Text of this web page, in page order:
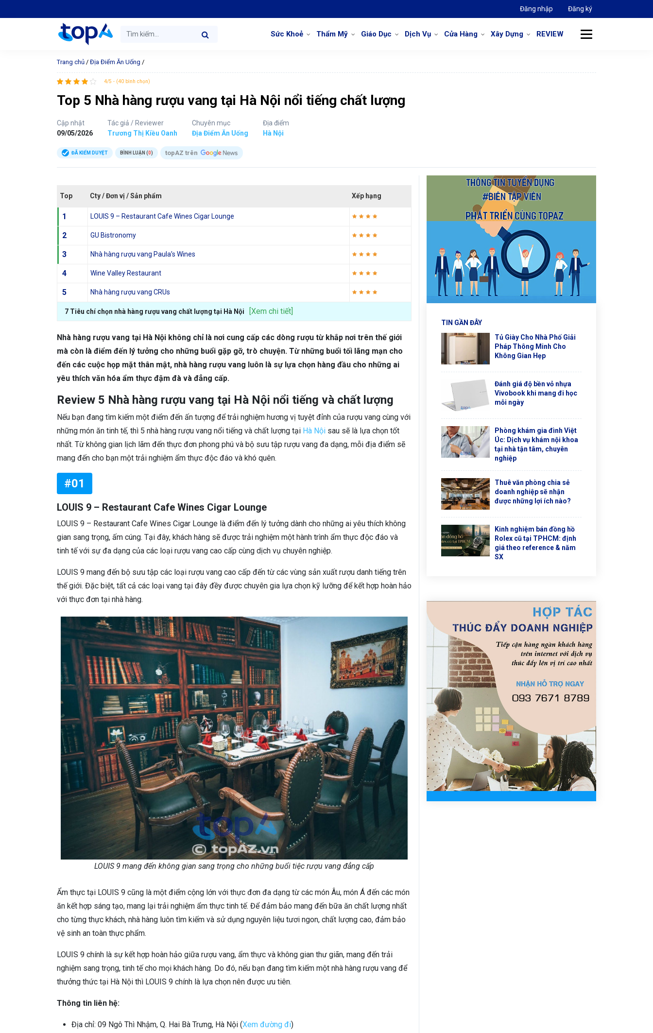
Đăng nhập Đăng ký
Sức Khoẻ Thẩm Mỹ Giáo Dục Dịch Vụ Cửa Hàng Xây Dựng REVIEW
Trang chủ / Địa Điểm Ăn Uống /
4/5 - (40 bình chọn)
Top 5 Nhà hàng rượu vang tại Hà Nội nổi tiếng chất lượng
Cập nhật
09/05/2026
Tác giả / Reviewer
Trương Thị Kiều Oanh
Chuyên mục
Địa Điểm Ăn Uống
Địa điểm
Hà Nội
ĐÃ KIỂM DUYỆT BÌNH LUẬN (0) topAZ trên
Top Cty / Đơn vị / Sản phẩm Xếp hạng
1 LOUIS 9 – Restaurant Cafe Wines Cigar Lounge
2 GU Bistronomy
3 Nhà hàng rượu vang Paula’s Wines
4 Wine Valley Restaurant
5 Nhà hàng rượu vang CRUs
7 Tiêu chí chọn nhà hàng rượu vang chất lượng tại Hà Nội [Xem chi tiết]
Nhà hàng rượu vang tại Hà Nội không chỉ là nơi cung cấp các dòng rượu từ khắp nơi trên thế giới
mà còn là điểm đến lý tưởng cho những buổi gặp gỡ, trò chuyện. Từ những buổi tối lãng mạn cho
đến các cuộc họp mặt thân mật, nhà hàng rượu vang luôn là sự lựa chọn hàng đầu cho những ai
yêu thích văn hóa ẩm thực đậm đà và đẳng cấp.
Review 5 Nhà hàng rượu vang tại Hà Nội nổi tiếng và chất lượng
Nếu bạn đang tìm kiếm một điểm đến ấn tượng để trải nghiệm hương vị tuyệt đỉnh của rượu vang cùng với
những món ăn tinh tế, thì 5 nhà hàng rượu vang nổi tiếng và chất lượng tại Hà Nội sau sẽ là lựa chọn tốt
nhất. Từ không gian lịch lãm đến thực đơn phong phú và bộ sưu tập rượu vang đa dạng, mỗi địa điểm sẽ
mang đến cho bạn một trải nghiệm ẩm thực độc đáo và khó quên.
#01
LOUIS 9 – Restaurant Cafe Wines Cigar Lounge
LOUIS 9 – Restaurant Cafe Wines Cigar Lounge là điểm đến lý tưởng dành cho những ai yêu thích không
gian sang trọng, ấm cúng. Tại đây, khách hàng sẽ được trải nghiệm một hành trình ẩm thực độc đáo và
tinh tế với sự đa dạng của các loại rượu vang cao cấp cùng dịch vụ chuyên nghiệp.
LOUIS 9 mang đến bộ sưu tập các loại rượu vang cao cấp đến từ các vùng sản xuất rượu danh tiếng trên
thế giới. Đặc biệt, tất cả các loại vang tại đây đềy được chuyên gia lựa chọn kỹ lưỡng để kết hợp hoàn hảo
với thực đơn tại nhà hàng.
LOUIS 9 mang đến không gian sang trọng cho những buổi tiệc rượu vang đẳng cấp
Ẩm thực tại LOUIS 9 cũng là một điểm cộng lớn với thực đơn đa dạng từ các món Âu, món Á đến các món
ăn kết hợp sáng tạo, mang lại trải nghiệm ẩm thực tinh tế. Để đảm bảo mang đến bữa ăn chất lượng nhất
cho từng thực khách, nhà hàng luôn tìm kiếm và sử dụng nguyên liệu tươi ngon, chất lượng cao, đảm bảo
vệ sinh an toàn thực phẩm.
LOUIS 9 chính là sự kết hợp hoàn hảo giữa rượu vang, ẩm thực và không gian thư giãn, mang đến trải
nghiệm sang trọng, tinh tế cho mọi khách hàng. Do đó, nếu bạn đang tìm kiếm một nhà hàng rượu vang để
thưởng thức tại Hà Nội thì LOUIS 9 chính là lựa chọn nên được ưu tiên.
Thông tin liên hệ:
Địa chỉ: 09 Ngô Thì Nhậm, Q. Hai Bà Trưng, Hà Nội (Xem đường đi)
TIN GẦN ĐÂY
Tủ Giày Cho Nhà Phố Giải
Pháp Thông Minh Cho
Không Gian Hẹp
Đánh giá độ bền vỏ nhựa
Vivobook khi mang đi học
mỗi ngày
Phòng khám gia đình Việt
Úc: Dịch vụ khám nội khoa
tại nhà tận tâm, chuyên
nghiệp
Thuê văn phòng chia sẻ
doanh nghiệp sẽ nhận
được những lợi ích nào?
Kinh nghiệm bán đồng hồ
Rolex cũ tại TPHCM: định
giá theo reference & năm
SX